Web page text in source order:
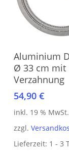
In den
Aluminium
Ø 33 cm mit
Verzahnung
54,90 €
inkl. 19 % MwSt.
zzgl.
Lieferzeit: 1 - 3